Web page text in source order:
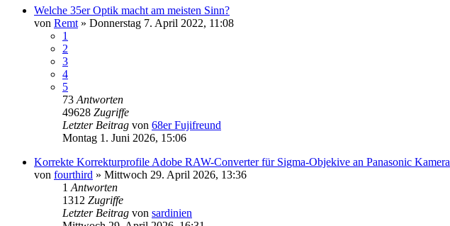
Welche 35er Optik macht am meisten Sinn?
von Remt » Donnerstag 7. April 2022, 11:08
1
2
3
4
5
73 Antworten
49628 Zugriffe
Letzter Beitrag von 68er Fujifreund
Montag 1. Juni 2026, 15:06
Korrekte Korrekturprofile Adobe RAW-Converter für Sigma-Objekive an Panasonic Kamera
von fourthird » Mittwoch 29. April 2026, 13:36
1 Antworten
1312 Zugriffe
Letzter Beitrag von sardinien